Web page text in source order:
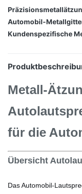
Automobil-
Kundenspezifische
Metall-
für die
Übersicht
Das Automobil-